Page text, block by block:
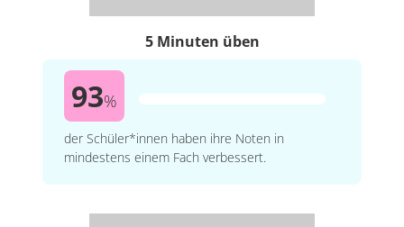
5 Minuten üben
93%
der Schüler*innen haben ihre Noten in
mindestens einem Fach verbessert.